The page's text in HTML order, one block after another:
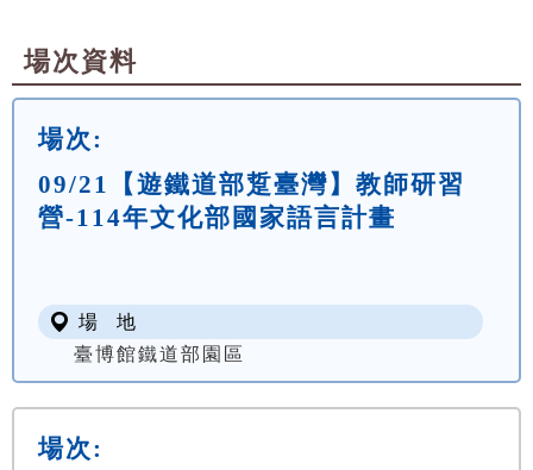
場次資料
場次:
09/21【遊鐵道部踅臺灣】教師研習
營-114年文化部國家語言計畫
場 地
臺博館鐵道部園區
場次: